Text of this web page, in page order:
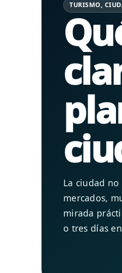
TURISMO,
La ciudad
mercados,
mirada
o tres días